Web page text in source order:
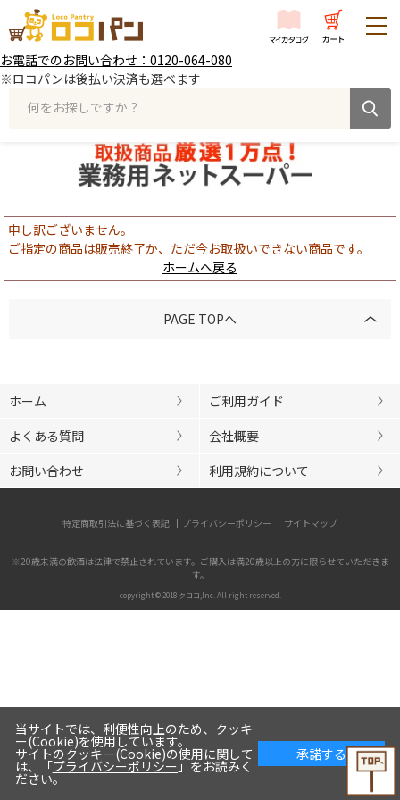
お電話でのお問い合わせ：0120-064-080
※ロコパンは後払い決済も選べます
何をお探しですか？
申し訳ございません。
ご指定の商品は販売終了か、ただ今お取扱いできない商品です。
ホームへ戻る
PAGE TOPへ
ホーム
ご利用ガイド
よくある質問
会社概要
お問い合わせ
利用規約について
特定商取引法に基づく表記 プライバシーポリシー サイトマップ
※20歳未満の飲酒は法律で禁止されています。ご購入は満20歳以上の方に限らせていただきま
す。
copyright © 2018 クロコ,Inc. All right reserved.
当サイトでは、利便性向上のため、クッキ
ー(Cookie)を使用しています。
サイトのクッキー(Cookie)の使用に関して
は、「プライバシーポリシー 」をお読みく
ださい。
承諾する